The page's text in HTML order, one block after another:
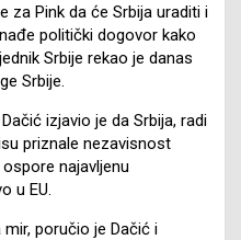
za Pink da će Srbija uraditi i
politički dogovor kako
Srbije rekao je danas
Srbije.
izjavio je da Srbija, radi
priznale nezavisnost
najavljenu
u EU.
poručio je Dačić i